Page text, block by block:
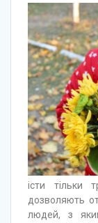
істи тільки
дозволяють
людей, з